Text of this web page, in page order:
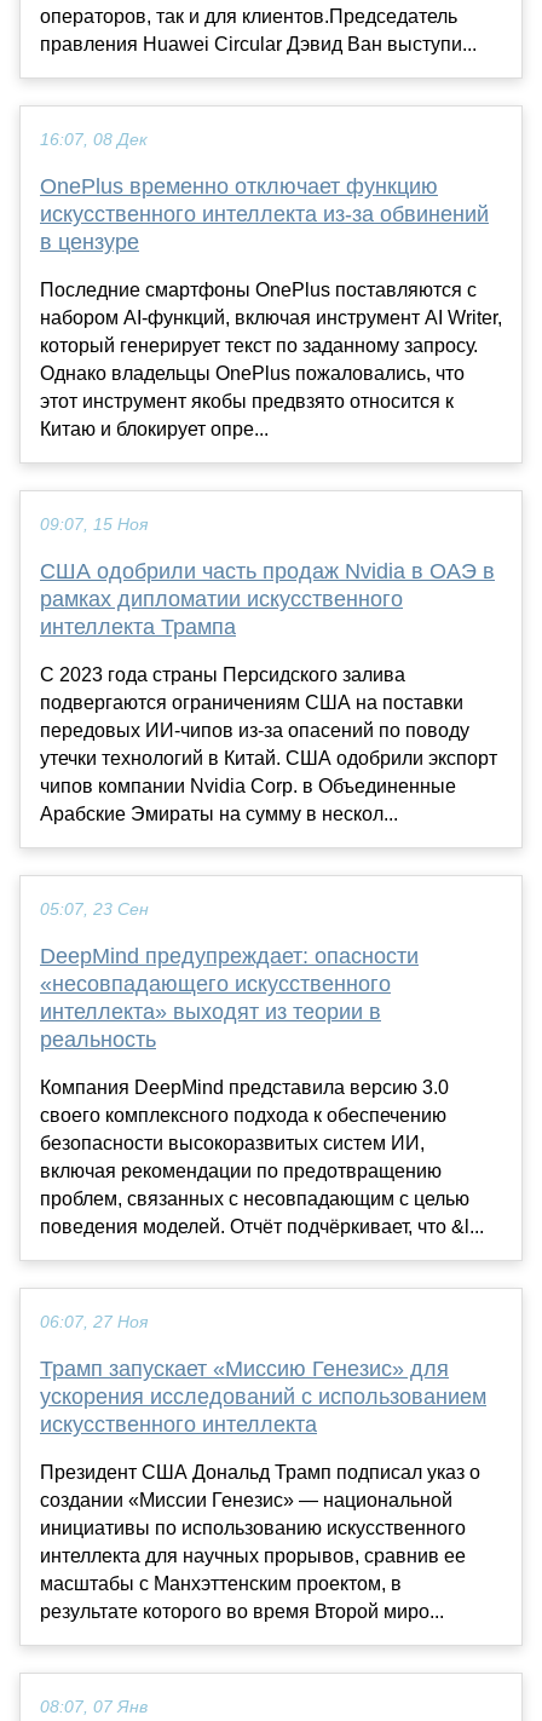
операторов, так и для клиентов.Председатель
правления Huawei Circular Дэвид Ван выступи...
16:07, 08 Дек
OnePlus временно отключает функцию
искусственного интеллекта из-за обвинений
в цензуре
Последние смартфоны OnePlus поставляются с
набором AI-функций, включая инструмент AI Writer,
который генерирует текст по заданному запросу.
Однако владельцы OnePlus пожаловались, что
этот инструмент якобы предвзято относится к
Китаю и блокирует опре...
09:07, 15 Ноя
США одобрили часть продаж Nvidia в ОАЭ в
рамках дипломатии искусственного
интеллекта Трампа
С 2023 года страны Персидского залива
подвергаются ограничениям США на поставки
передовых ИИ-чипов из-за опасений по поводу
утечки технологий в Китай. США одобрили экспорт
чипов компании Nvidia Corp. в Объединенные
Арабские Эмираты на сумму в нескол...
05:07, 23 Сен
DeepMind предупреждает: опасности
«несовпадающего искусственного
интеллекта» выходят из теории в
реальность
Компания DeepMind представила версию 3.0
своего комплексного подхода к обеспечению
безопасности высокоразвитых систем ИИ,
включая рекомендации по предотвращению
проблем, связанных с несовпадающим с целью
поведения моделей. Отчёт подчёркивает, что &l...
06:07, 27 Ноя
Трамп запускает «Миссию Генезис» для
ускорения исследований с использованием
искусственного интеллекта
Президент США Дональд Трамп подписал указ о
создании «Миссии Генезис» — национальной
инициативы по использованию искусственного
интеллекта для научных прорывов, сравнив ее
масштабы с Манхэттенским проектом, в
результате которого во время Второй миро...
08:07, 07 Янв